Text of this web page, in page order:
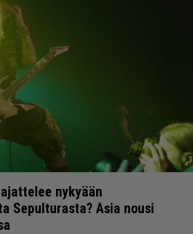
nykyään
Sepulturasta? Asia nousi